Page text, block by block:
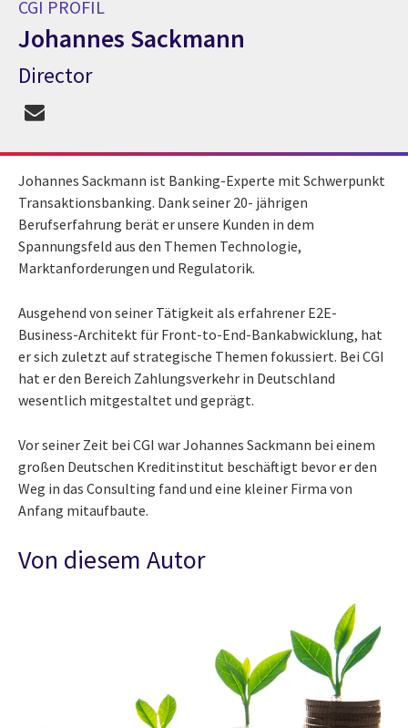
CGI PROFIL
Johannes Sackmann
CGI Profil Johannes Sackmann
Director
Johannes Sackmann ist Banking-Experte mit Schwerpunkt
Transaktionsbanking. Dank seiner 20- jährigen
Berufserfahrung berät er unsere Kunden in dem
Spannungsfeld aus den Themen Technologie,
Marktanforderungen und Regulatorik.
Ausgehend von seiner Tätigkeit als erfahrener E2E-
Business-Architekt für Front-to-End-Bankabwicklung, hat
er sich zuletzt auf strategische Themen fokussiert. Bei CGI
hat er den Bereich Zahlungsverkehr in Deutschland
wesentlich mitgestaltet und geprägt.
Vor seiner Zeit bei CGI war Johannes Sackmann bei einem
großen Deutschen Kreditinstitut beschäftigt bevor er den
Weg in das Consulting fand und eine kleiner Firma von
Anfang mitaufbaute.
Von diesem Autor